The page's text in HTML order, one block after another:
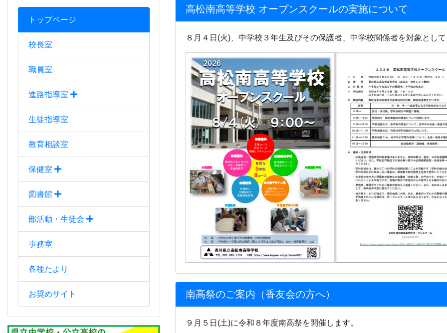
トップページ
校長室
職員室
進路指導室
生徒指導室
教育相談室
保健室
図書館
部活動・生徒会
事務室
各種たより
お奨めサイト
高松南高等学校 オープンスクールの実施について
８月４日(火)、中学校３年生及びその保護者、中学校関係者を対象とし
南高祭のご案内（香友会の方へ）
９月５日(土)に令和８年度南高祭を開催します。